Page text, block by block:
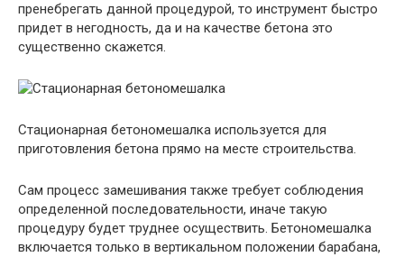
пренебрегать данной процедурой, то инструмент быстро
придет в негодность, да и на качестве бетона это
существенно скажется.
Стационарная бетономешалка используется для
приготовления бетона прямо на месте строительства.
Сам процесс замешивания также требует соблюдения
определенной последовательности, иначе такую
процедуру будет труднее осуществить. Бетономешалка
включается только в вертикальном положении барабана,